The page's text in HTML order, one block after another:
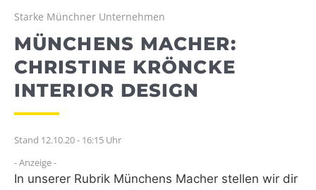
MÜNCHEN
NEWS
MUSIK & STARS
MEDIATHEK
FREIZEIT
WERBUNG
Starke Münchner Unternehmen
MÜNCHENS MACHER:
CHRISTINE KRÖNCKE
INTERIOR DESIGN
Stand 12.10.20 - 16:15 Uhr
- Anzeige -
In unserer Rubrik Münchens Macher stellen wir dir